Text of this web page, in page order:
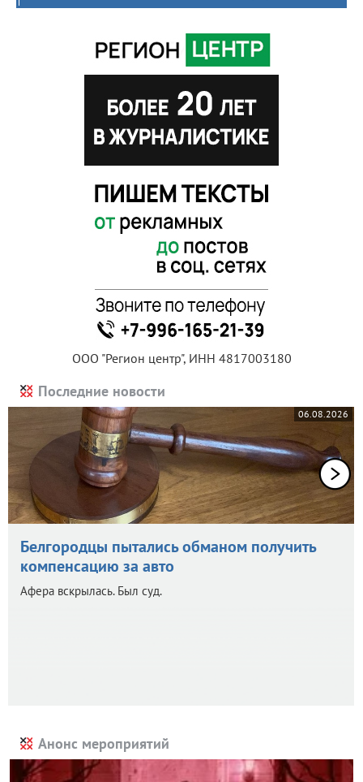
ООО "Регион центр", ИНН 4817003180
Последние новости
06.08.2026
Белгородцы пытались обманом получить
компенсацию за авто
Афера вскрылась. Был суд.
Анонс мероприятий